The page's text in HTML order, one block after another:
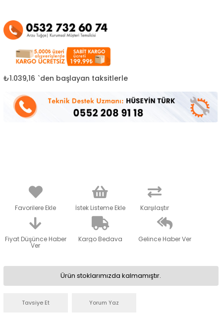
₺1.039,16 `den başlayan taksitlerle
Favorilere Ekle İstek Listeme Ekle Karşılaştır
Fiyat Düşünce Haber
Ver
Kargo Bedava Gelince Haber Ver
Ürün stoklarımızda kalmamıştır.
Tavsiye Et Yorum Yaz